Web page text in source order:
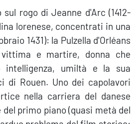
rogo di Jeanne d'Arc (1412-
lorenese, concentrati in una
1431): la Pulzella d'Orléans
e martire, donna che
intelligenza, umiltà e la sua
di Rouen. Uno dei capolavori
nella carriera del danese
primo piano (quasi metà del